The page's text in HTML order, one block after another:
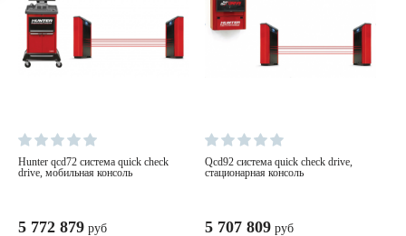
hunter qcd72 система quick check
drive, мобильная консоль
5 772 879 руб
qcd92 система quick check drive,
стационарная консоль
5 707 809 руб